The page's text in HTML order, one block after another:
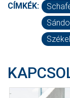
CÍMKÉK: